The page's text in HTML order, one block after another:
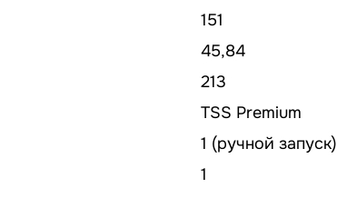
151
45,84
213
TSS Premium
1 (ручной запуск)
1